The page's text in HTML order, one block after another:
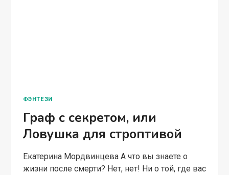
ФЭНТЕЗИ
Граф с секретом, или
Ловушка для строптивой
Екатерина Мордвинцева А что вы знаете о
жизни после смерти? Нет, нет! Ни о той, где вас